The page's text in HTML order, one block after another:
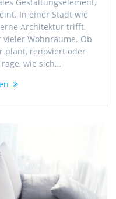
In einer Stadt wie
Architektur trifft,
Wohnräume. Ob
plant, renoviert oder
wie sich…